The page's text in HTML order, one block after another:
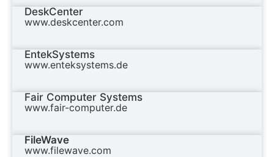
DeskCenter
www.deskcenter.com
EntekSystems
www.enteksystems.de
Fair Computer Systems
www.fair-computer.de
FileWave
www.filewave.com